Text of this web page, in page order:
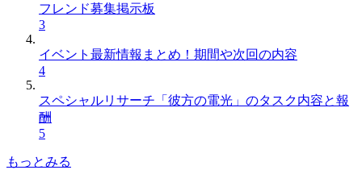
フレンド募集掲示板
3
イベント最新情報まとめ！期間や次回の内容
4
スペシャルリサーチ「彼方の電光」のタスク内容と報
酬
5
もっとみる